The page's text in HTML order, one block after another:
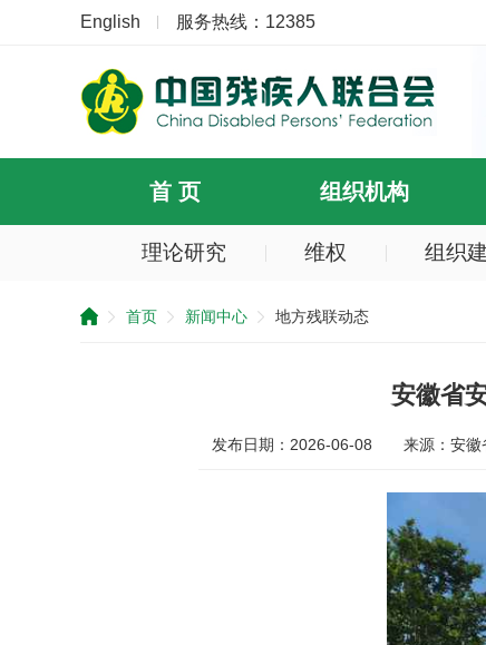
English 服务热线：12385
首 页 组织机构
理论研究 维权 组织
首页 新闻中心 地方残联动态
安徽省
发布日期：2026-06-08 来源：安徽